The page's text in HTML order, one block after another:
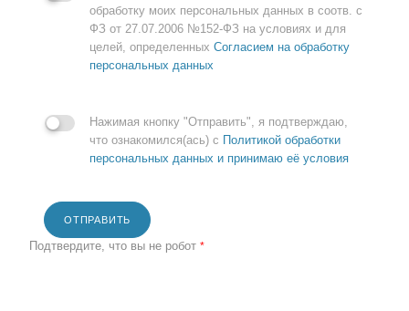
обработку моих персональных данных в соотв. с
ФЗ от 27.07.2006 №152-ФЗ на условиях и для
целей, определенных Согласием на обработку
персональных данных
Нажимая кнопку "Отправить", я подтверждаю,
что ознакомился(ась) с Политикой обработки
персональных данных и принимаю её условия
ОТПРАВИТЬ
Подтвердите, что вы не робот *